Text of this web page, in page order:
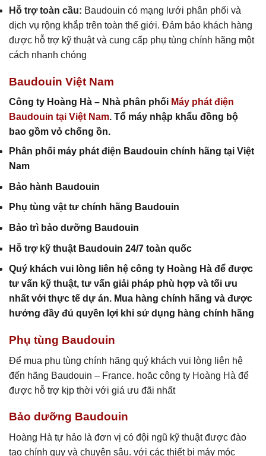
Hỗ trợ toàn cầu: Baudouin có mạng lưới phân phối và
dịch vụ rộng khắp trên toàn thế giới. Đảm bảo khách hàng
được hỗ trợ kỹ thuật và cung cấp phụ tùng chính hãng một
cách nhanh chóng
Baudouin Việt Nam
Công ty Hoàng Hà – Nhà phân phối Máy phát điện
Baudouin tại Việt Nam. Tổ máy nhập khẩu đồng bộ
bao gồm vỏ chống ồn.
Phân phối máy phát điện Baudouin chính hãng tại Việt
Nam
Bảo hành Baudouin
Phụ tùng vật tư chính hãng Baudouin
Bảo trì bảo dưỡng Baudouin
Hỗ trợ kỹ thuật Baudouin 24/7 toàn quốc
Quý khách vui lòng liên hệ công ty Hoàng Hà để được
tư vấn kỹ thuật, tư vấn giải pháp phù hợp và tối ưu
nhất với thực tế dự án. Mua hàng chính hãng và được
hưởng đầy đủ quyền lợi khi sử dụng hàng chính hãng
Phụ tùng Baudouin
Để mua phụ tùng chính hãng quý khách vui lòng liên hệ
đến hãng Baudouin – France. hoăc công ty Hoàng Hà để
được hỗ trợ kịp thời với giá ưu đãi nhất
Bảo dưỡng Baudouin
Hoàng Hà tự hảo là đơn vị có đội ngũ kỹ thuật được đào
tạo chính quy và chuyên sâu. với các thiết bị máy móc